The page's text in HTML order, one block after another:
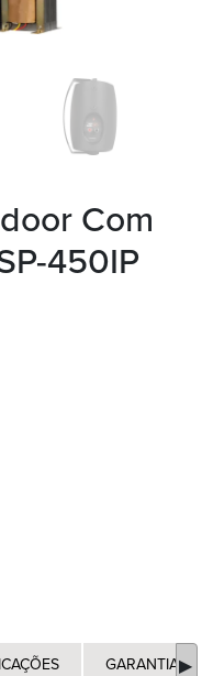
Com
450IP
GARANTIA